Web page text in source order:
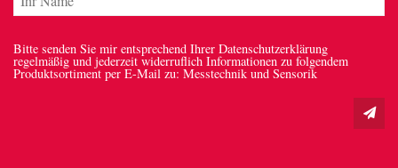
Bitte senden Sie mir entsprechend Ihrer Datenschutzerklärung
regelmäßig und jederzeit widerruflich Informationen zu folgendem
Produktsortiment per E-Mail zu: Messtechnik und Sensorik